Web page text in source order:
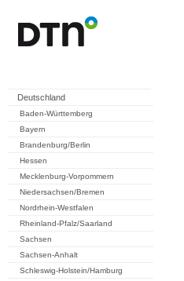
Deutschland
Baden-Württemberg
Bayern
Brandenburg/Berlin
Hessen
Mecklenburg-Vorpommern
Niedersachsen/Bremen
Nordrhein-Westfalen
Rheinland-Pfalz/Saarland
Sachsen
Sachsen-Anhalt
Schleswig-Holstein/Hamburg